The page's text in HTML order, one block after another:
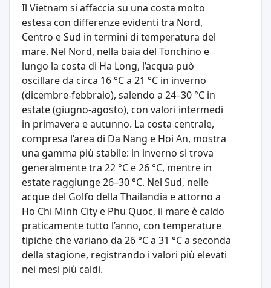
Il Vietnam si affaccia su una costa molto
estesa con differenze evidenti tra Nord,
Centro e Sud in termini di temperatura del
mare. Nel Nord, nella baia del Tonchino e
lungo la costa di Ha Long, l’acqua può
oscillare da circa 16 °C a 21 °C in inverno
(dicembre-febbraio), salendo a 24–30 °C in
estate (giugno-agosto), con valori intermedi
in primavera e autunno. La costa centrale,
compresa l’area di Da Nang e Hoi An, mostra
una gamma più stabile: in inverno si trova
generalmente tra 22 °C e 26 °C, mentre in
estate raggiunge 26–30 °C. Nel Sud, nelle
acque del Golfo della Thailandia e attorno a
Ho Chi Minh City e Phu Quoc, il mare è caldo
praticamente tutto l’anno, con temperature
tipiche che variano da 26 °C a 31 °C a seconda
della stagione, registrando i valori più elevati
nei mesi più caldi.